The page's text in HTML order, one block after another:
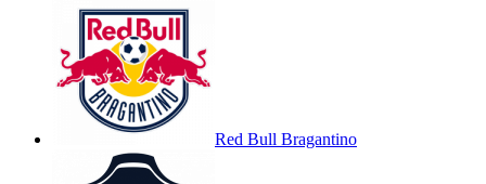
Red Bull Bragantino